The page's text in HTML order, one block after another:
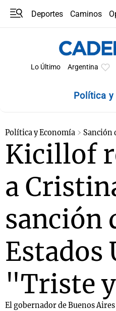
Deportes Caminos
Lo Último Argentina
Política y
Política y Economía Sanción
Kicillof
a
sanción
Estados
"Triste
El gobernador de Buenos